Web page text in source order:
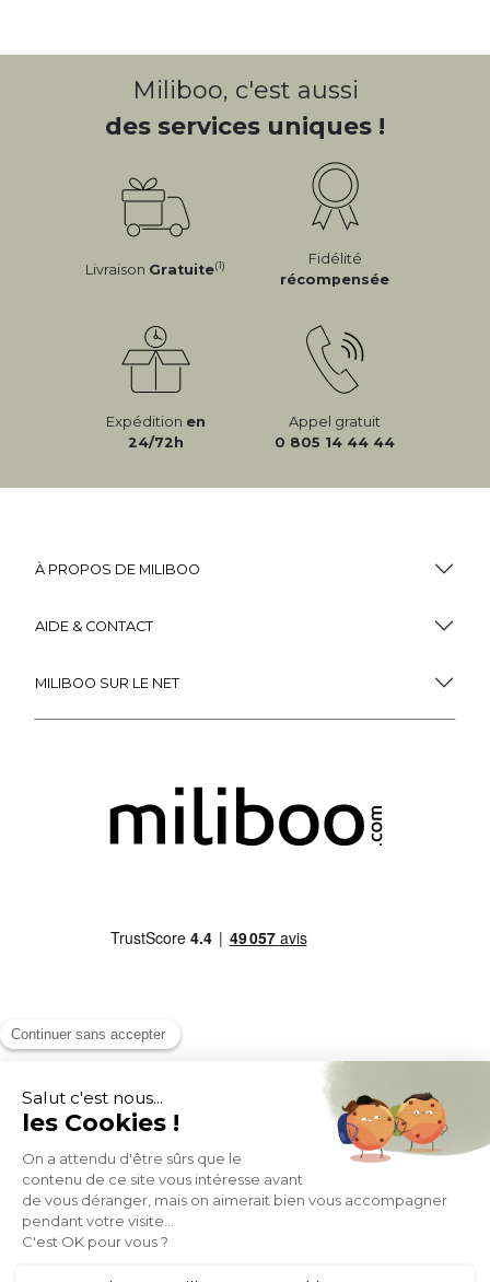
Miliboo, c'est aussi
des services uniques !
Livraison Gratuite(1)
Fidélité
récompensée
Expédition en
24/72h
Appel gratuit
0 805 14 44 44
À PROPOS DE MILIBOO
AIDE & CONTACT
MILIBOO SUR LE NET
MOYENS DE PAIEMENT